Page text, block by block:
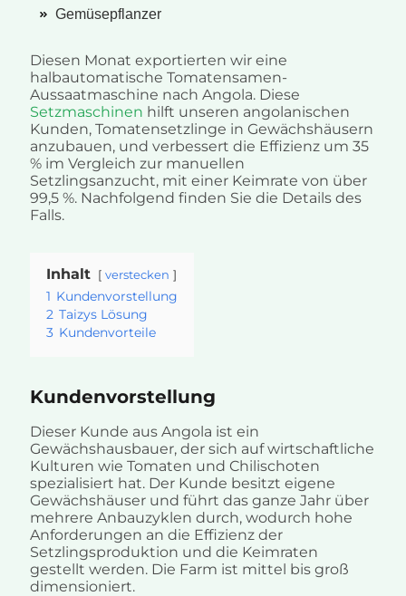
Gemüsepflanzer
Diesen Monat exportierten wir eine
halbautomatische Tomatensamen-
Aussaatmaschine nach Angola. Diese
Setzmaschinen hilft unseren angolanischen
Kunden, Tomatensetzlinge in Gewächshäusern
anzubauen, und verbessert die Effizienz um 35
% im Vergleich zur manuellen
Setzlingsanzucht, mit einer Keimrate von über
99,5 %. Nachfolgend finden Sie die Details des
Falls.
Inhalt verstecken
1 Kundenvorstellung
2 Taizys Lösung
3 Kundenvorteile
Kundenvorstellung
Dieser Kunde aus Angola ist ein
Gewächshausbauer, der sich auf wirtschaftliche
Kulturen wie Tomaten und Chilischoten
spezialisiert hat. Der Kunde besitzt eigene
Gewächshäuser und führt das ganze Jahr über
mehrere Anbauzyklen durch, wodurch hohe
Anforderungen an die Effizienz der
Setzlingsproduktion und die Keimraten
gestellt werden. Die Farm ist mittel bis groß
dimensioniert.